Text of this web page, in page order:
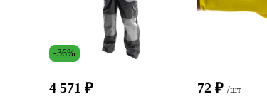
-36%
4 571 ₽ 72 ₽ /шт